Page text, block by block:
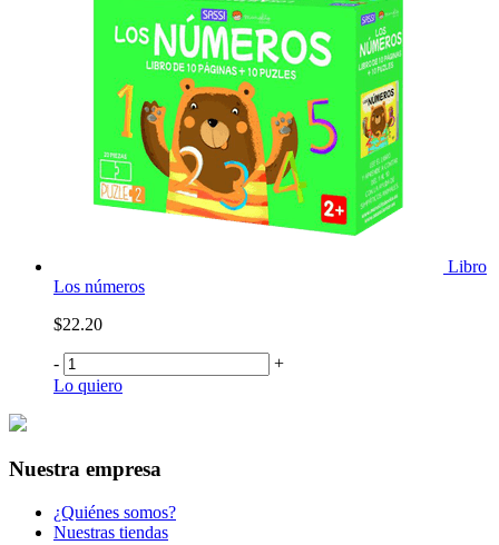
Libro
Los números
$22.20
-
+
Lo quiero
Nuestra empresa
¿Quiénes somos?
Nuestras tiendas